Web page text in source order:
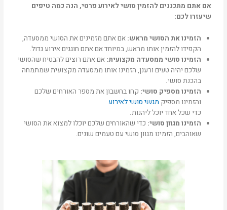
אם אתם מתכננים להזמין סושי לאירוע פרטי, הנה כמה טיפים
שיעזרו לכם:
הזמינו את הסושי מראש: אם אתם מזמינים את הסושי ממסעדה,
הקפידו להזמין אותו מראש, במיוחד אם אתם חוגגים אירוע גדול.
הזמינו סושי ממסעדה מקצועית: אם אתם רוצים להבטיח שהסושי
שלכם יהיה טעים ורענן, הזמינו אותו ממסעדה מקצועית שמתמחה
בהכנת סושי.
הזמינו מספיק סושי: קחו בחשבון את מספר האורחים שלכם
והזמינו מספיק מגשי סושי לאירוע
כדי שכל אחד יוכל ליהנות.
הזמינו מגוון סושי: כדי שהאורחים שלכם יוכלו למצוא את הסושי
שאוהבים, הזמינו מגוון סושי עם טעמים שונים.